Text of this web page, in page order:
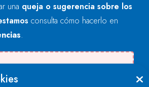
una queja o sugerencia sobre los
consulta cómo hacerlo en
.